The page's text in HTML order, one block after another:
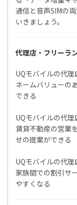
通信と音声SIMの
いきましょう。
代理店・フリーラ
UQモバイルの代
ネームバリューの
できる
UQモバイルの代
賃貸不動産の営業
せの提案ができる
UQモバイルの代
家族間での割引サ
やすくなる